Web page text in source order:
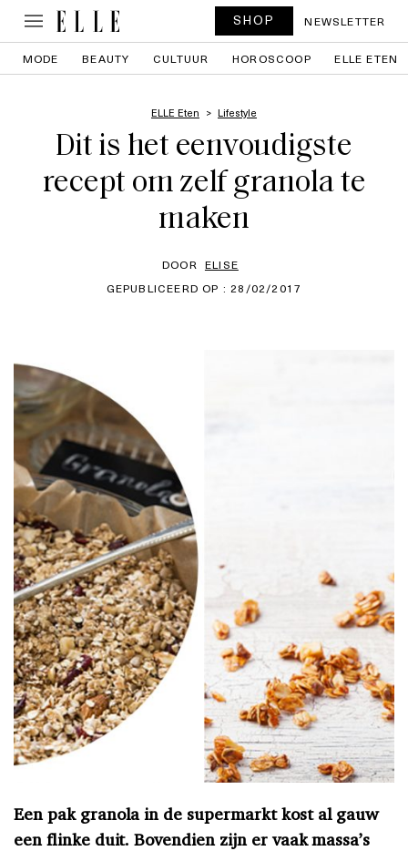
SHOP NEWSLETTER
MODE BEAUTY CULTUUR HOROSCOOP ELLE ETEN
ELLE Eten Lifestyle
Dit is het eenvoudigste
recept om zelf granola te
maken
DOOR ELISE
GEPUBLICEERD OP : 28/02/2017
Een pak granola in de supermarkt kost al gauw
een flinke duit. Bovendien zijn er vaak massa’s